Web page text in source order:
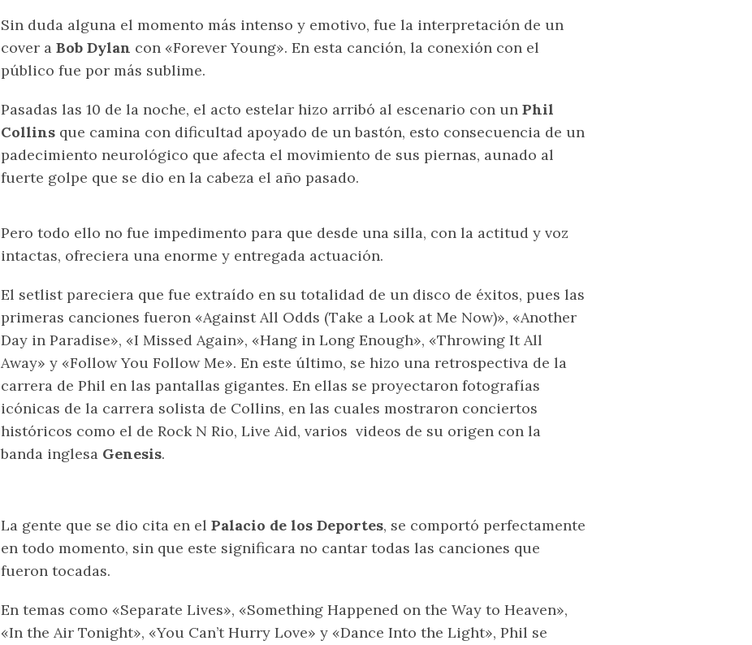
Sin duda alguna el momento más intenso y emotivo, fue la interpretación de un
cover a Bob Dylan con «Forever Young». En esta canción, la conexión con el
público fue por más sublime.
Pasadas las 10 de la noche, el acto estelar hizo arribó al escenario con un Phil
Collins que camina con dificultad apoyado de un bastón, esto consecuencia de un
padecimiento neurológico que afecta el movimiento de sus piernas, aunado al
fuerte golpe que se dio en la cabeza el año pasado.
Pero todo ello no fue impedimento para que desde una silla, con la actitud y voz
intactas, ofreciera una enorme y entregada actuación.
El setlist pareciera que fue extraído en su totalidad de un disco de éxitos, pues las
primeras canciones fueron «Against All Odds (Take a Look at Me Now)», «Another
Day in Paradise», «I Missed Again», «Hang in Long Enough», «Throwing It All
Away» y «Follow You Follow Me». En este último, se hizo una retrospectiva de la
carrera de Phil en las pantallas gigantes. En ellas se proyectaron fotografías
icónicas de la carrera solista de Collins, en las cuales mostraron conciertos
históricos como el de Rock N Rio, Live Aid, varios videos de su origen con la
banda inglesa Genesis.
La gente que se dio cita en el Palacio de los Deportes, se comportó perfectamente
en todo momento, sin que este significara no cantar todas las canciones que
fueron tocadas.
En temas como «Separate Lives», «Something Happened on the Way to Heaven»,
«In the Air Tonight», «You Can’t Hurry Love» y «Dance Into the Light», Phil se